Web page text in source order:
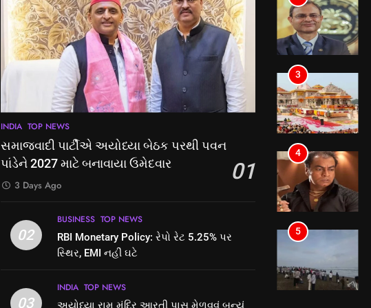
INDIA TOP NEWS
સમાજવાદી પાર્ટીએ અયોધ્યા બેઠક પરથી પવન
પાંડેને 2027 માટે બનાવાયા ઉમેદવાર
01
3 Days Ago
02
BUSINESS TOP NEWS
RBI Monetary Policy: રેપો રેટ 5.25% પર
સ્થિર, EMI નહીં ઘટે
03
INDIA TOP NEWS
અયોધ્યા રામ મંદિર આરતી પાસ મેળવવું બન્યું
3
4
5